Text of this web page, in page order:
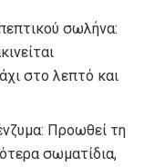
σωλήνα:
στο λεπτό και
Προωθεί τη
σωματίδια,